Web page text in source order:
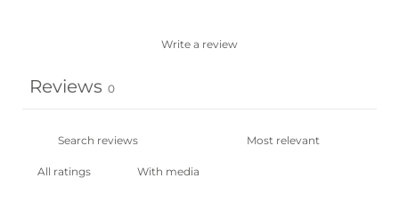
Write a review
Reviews 0
With media